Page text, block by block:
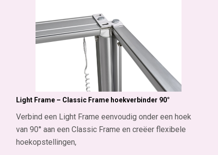
Light Frame – Classic Frame hoekverbinder 90°
Verbind een Light Frame eenvoudig onder een hoek
van 90° aan een Classic Frame en creëer flexibele
hoekopstellingen,